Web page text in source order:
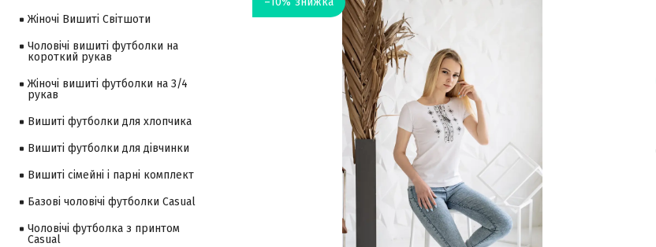
Жіночі Вишиті Світшоти
Чоловічі вишиті футболки на
короткий рукав
Жіночі вишиті футболки на 3/4
рукав
Вишиті футболки для хлопчика
Вишиті футболки для дівчинки
Вишиті сімейні і парні комплект
Базові чоловічі футболки Casual
Чоловічі футболка з принтом
Casual